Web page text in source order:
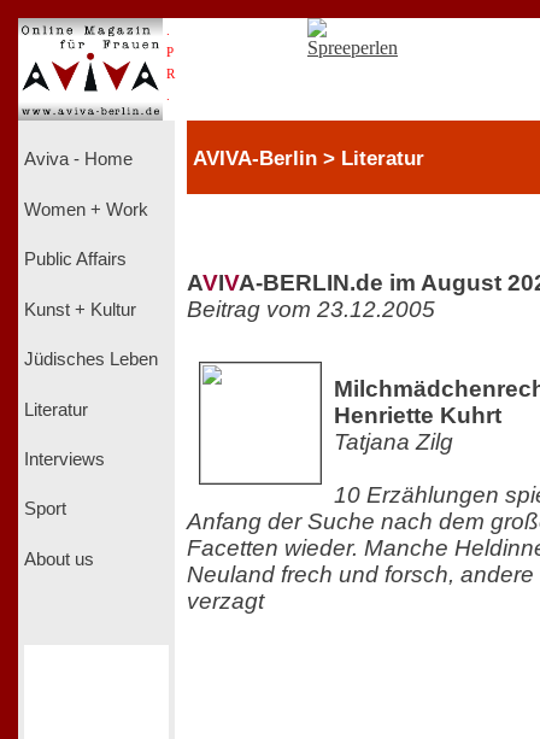
P
R
Aviva - Home
Women + Work
Public Affairs
Kunst + Kultur
Jüdisches Leben
Literatur
Interviews
Sport
About us
AVIVA-Berlin > Literatur
AVIVA-BERLIN.de im August
Beitrag vom 23.12.2005
Henriette Kuhrt
Tatjana Zilg
10 Erzählungen
Anfang der Suche nach dem
Facetten wieder. Manche
Neuland frech und forsch,
verzagt